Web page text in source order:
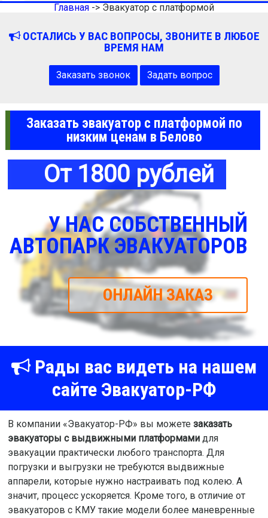
Главная -> Эвакуатор с платформой
ОСТАЛИСЬ У ВАС ВОПРОСЫ, ЗВОНИТЕ В ЛЮБОЕ
ВРЕМЯ НАМ
Заказать звонок Задать вопрос
Заказать эвакуатор с платформой по
низким ценам в Белово
От 1800 рублей
У НАС СОБСТВЕННЫЙ
АВТОПАРК ЭВАКУАТОРОВ
ОНЛАЙН ЗАКАЗ
Рады вас видеть на нашем
сайте Эвакуатор-РФ
В компании «Эвакуатор-РФ» вы можете заказать
эвакуаторы с выдвижными платформамидля
эвакуации практически любого транспорта. Для
погрузки и выгрузки не требуются выдвижные
аппарели, которые нужно настраивать под колею. А
значит, процесс ускоряется. Кроме того, в отличие от
эвакуаторов с КМУ такие модели более маневренные